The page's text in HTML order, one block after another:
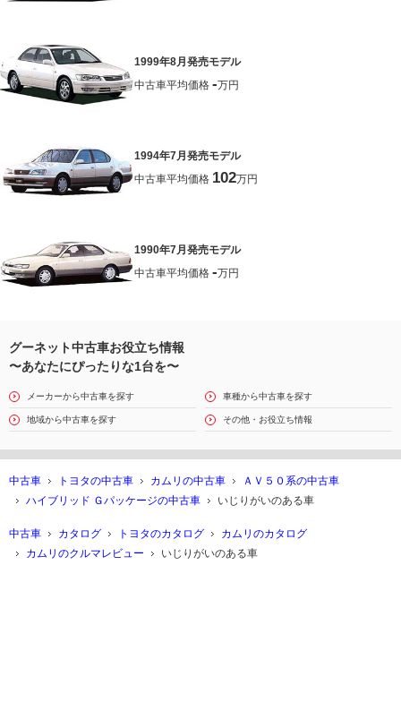
1999年8月発売モデル
中古車平均価格 -万円
1994年7月発売モデル
中古車平均価格 102万円
1990年7月発売モデル
中古車平均価格 -万円
グーネット中古車お役立ち情報
〜あなたにぴったりな1台を〜
メーカーから中古車を探す 車種から中古車を探す
地域から中古車を探す その他・お役立ち情報
中古車 トヨタの中古車 カムリの中古車
ＡＶ５０系の中古車
ハイブリッド Ｇパッケージの中古車
いじりがいのある車
中古車 カタログ トヨタのカタログ
カムリのカタログ
カムリのクルマレビュー
いじりがいのある車